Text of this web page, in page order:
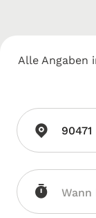
Alle Angaben